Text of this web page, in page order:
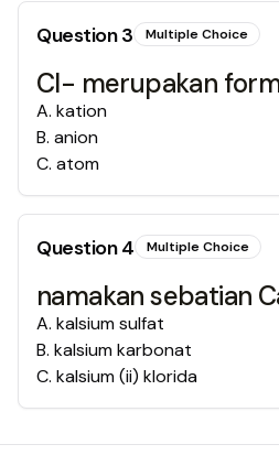
Question3 Multiple Choice
Cl- merupakan
A. kation
B. anion
C. atom
Question4 Multiple Choice
namakan sebatian
A. kalsium sulfat
B. kalsium karbonat
C. kalsium (ii) klorida